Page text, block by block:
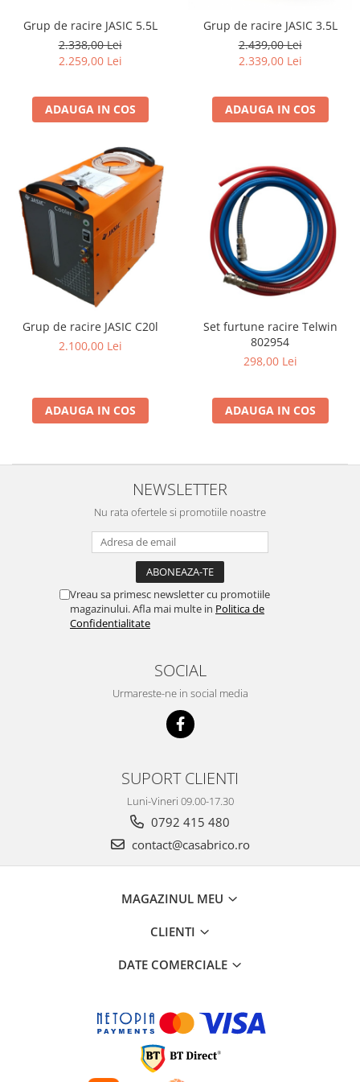
Pompe de beton
Grup de racire JASIC 5.5L
2.338,00 Lei
2.259,00 Lei
ADAUGA IN COS
Grup de racire JASIC 3.5L
2.439,00 Lei
2.339,00 Lei
ADAUGA IN COS
Grup de racire JASIC C20l
2.100,00 Lei
ADAUGA IN COS
Set furtune racire Telwin
802954
298,00 Lei
ADAUGA IN COS
NEWSLETTER
Nu rata ofertele si promotiile noastre
Vreau sa primesc newsletter cu promotiile
magazinului. Afla mai multe in Politica de
Confidentialitate
SOCIAL
Urmareste-ne in social media
SUPORT CLIENTI
Luni-Vineri 09.00-17.30
0792 415 480
contact@casabrico.ro
MAGAZINUL MEU
CLIENTI
DATE COMERCIALE